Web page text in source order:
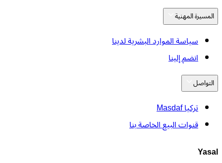
المسيرة المهنية
سياسة الموارد البشرية لدينا
انضم إلينا
التواصل
تركيا Masdaf
قنوات البيع الخاصة بنا
Yasal